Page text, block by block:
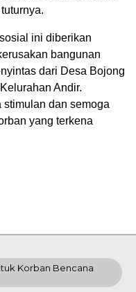
ini diberikan
bangunan
dari Desa Bojong
Andir.
stimulan dan semoga
yang terkena
Korban Bencana